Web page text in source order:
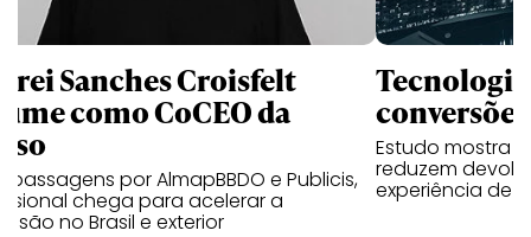
Sanches Croisfelt
como CoCEO da
passagens por AlmapBBDO e Publicis,
chega para acelerar a
no Brasil e exterior
Estudo mostra
reduzem
experiência de